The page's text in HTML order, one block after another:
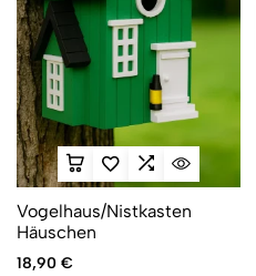
Vogelhaus/Nistkasten
Häuschen
18,90 €